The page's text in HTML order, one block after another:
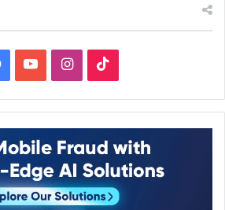
Facebook
YouTubeInstagram